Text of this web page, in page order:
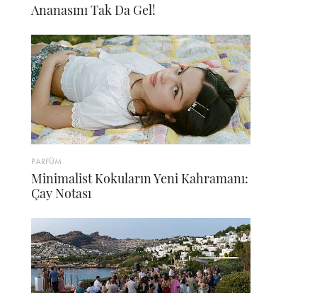
Ananasını Tak Da Gel!
PARFÜM
Minimalist Kokuların Yeni Kahramanı:
Çay Notası